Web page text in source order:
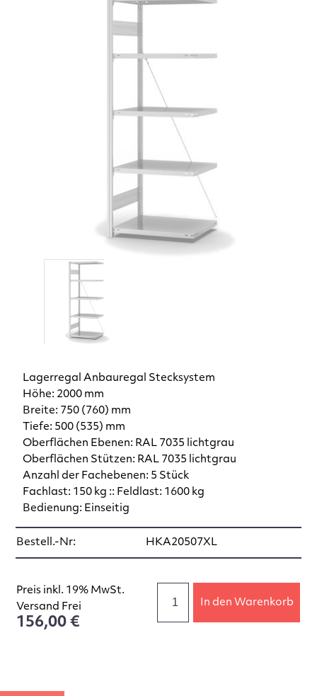
Lagerregal Anbauregal Stecksystem
Höhe: 2000 mm
Breite: 750 (760) mm
Tiefe: 500 (535) mm
Oberflächen Ebenen: RAL 7035 lichtgrau
Oberflächen Stützen: RAL 7035 lichtgrau
Anzahl der Fachebenen: 5 Stück
Fachlast: 150 kg :: Feldlast: 1600 kg
Bedienung: Einseitig
Bestell.-Nr: HKA20507XL
Preis inkl. 19% MwSt.
Versand Frei
156,00 €
In den Warenkorb